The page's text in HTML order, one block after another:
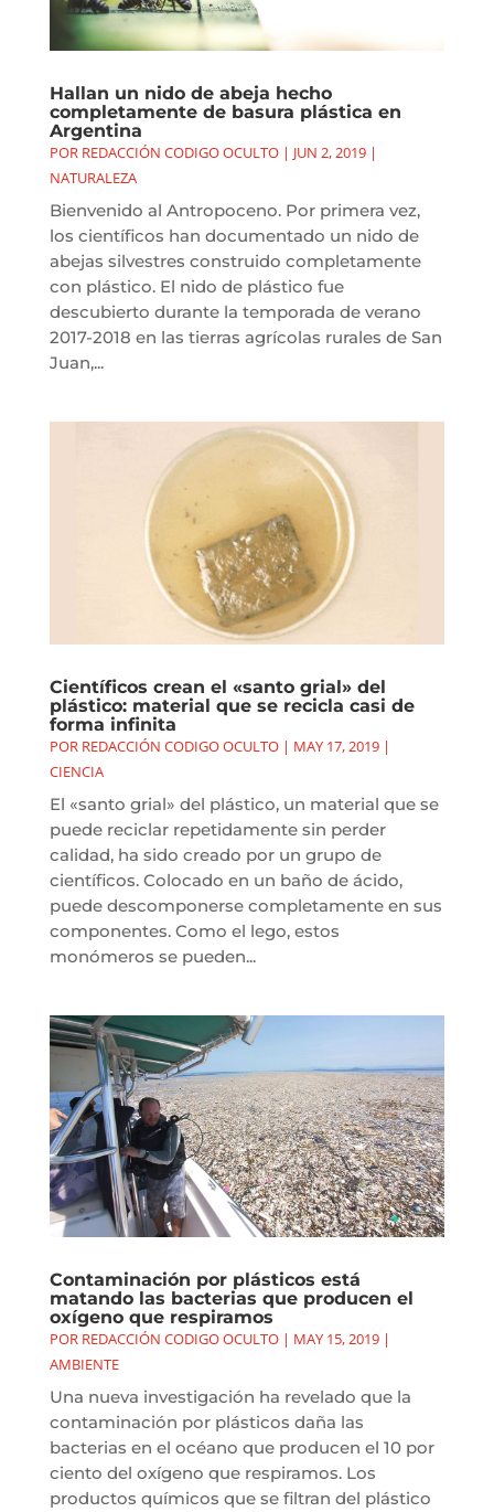
Hallan un nido de abeja hecho
completamente de basura plástica en
Argentina
POR REDACCIÓN CODIGO OCULTO| JUN 2, 2019|
NATURALEZA
Bienvenido al Antropoceno. Por primera vez,
los científicos han documentado un nido de
abejas silvestres construido completamente
con plástico. El nido de plástico fue
descubierto durante la temporada de verano
2017-2018 en las tierras agrícolas rurales de San
Juan,...
Científicos crean el «santo grial» del
plástico: material que se recicla casi de
forma infinita
POR REDACCIÓN CODIGO OCULTO| MAY 17, 2019|
CIENCIA
El «santo grial» del plástico, un material que se
puede reciclar repetidamente sin perder
calidad, ha sido creado por un grupo de
científicos. Colocado en un baño de ácido,
puede descomponerse completamente en sus
componentes. Como el lego, estos
monómeros se pueden...
Contaminación por plásticos está
matando las bacterias que producen el
oxígeno que respiramos
POR REDACCIÓN CODIGO OCULTO| MAY 15, 2019|
AMBIENTE
Una nueva investigación ha revelado que la
contaminación por plásticos daña las
bacterias en el océano que producen el 10 por
ciento del oxígeno que respiramos. Los
productos químicos que se filtran del plástico